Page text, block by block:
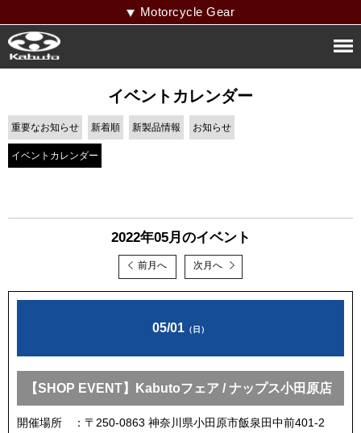
Motorcycle Gear
イベントカレンダー
重要なお知らせ 新着順 新製品情報 お知らせ
イベントカレンダー
2022年05月のイベント
前月へ 次月へ
05/01 （日）
【SHOP EVENT】Kabutoフェア / ナップス小田原店
開催場所
〒250-0863 神奈川県小田原市飯泉田中前401-2